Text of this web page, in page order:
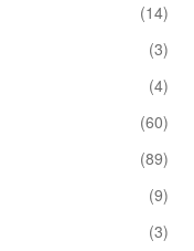
(14)
(3)
(4)
(60)
(89)
(9)
(3)